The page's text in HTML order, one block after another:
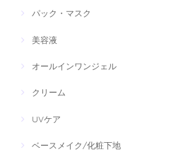
パック・マスク
美容液
オールインワンジェル
クリーム
UVケア
ベースメイク/化粧下地